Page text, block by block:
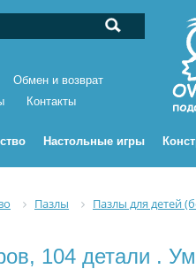
Обмен и возврат
Контакты
Настольные игры
Пазлы
Пазлы для детей
104 детали .